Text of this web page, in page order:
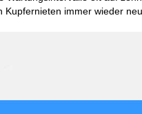
immer wieder